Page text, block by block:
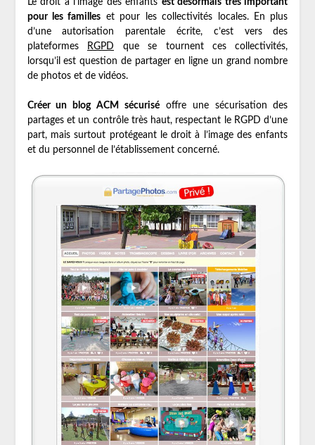
Le droit à l’image des enfants est désormais très important
pour les familles et pour les collectivités locales. En plus
d’une autorisation parentale écrite, c’est vers des
plateformes
RGPD que se tournent ces collectivités,
lorsqu’il est question de partager en ligne un grand nombre
de photos et de vidéos.
Créer un blog ACM sécurisé offre une sécurisation des
partages et un contrôle très haut, respectant le RGPD d’une
part, mais surtout protégeant le droit à l’image des enfants
et du personnel de l’établissement concerné.